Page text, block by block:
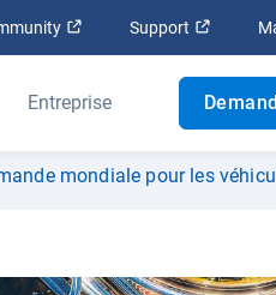
Ouvrir dans une nouvelle
Support Ouvrir
Entreprise
mondiale pour les